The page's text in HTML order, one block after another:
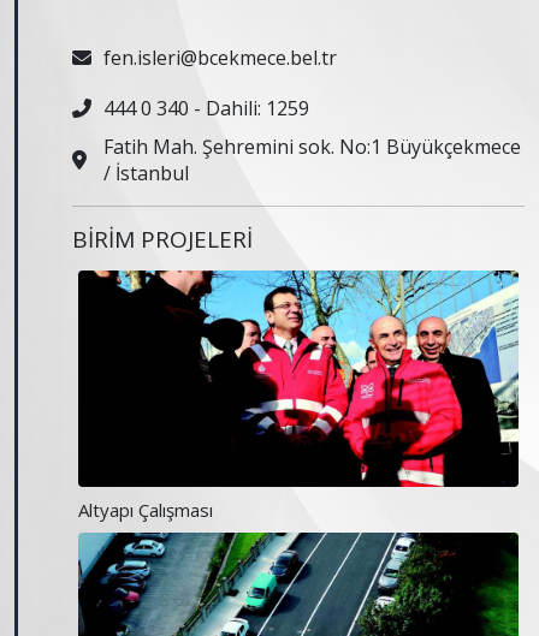
fen.isleri@bcekmece.bel.tr
444 0 340 - Dahili: 1259
Fatih Mah. Şehremini sok. No:1 Büyükçekmece
/ İstanbul
BİRİM PROJELERİ
Altyapı Çalışması